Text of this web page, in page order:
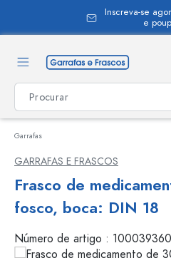
Inscreva-se
e
Garrafas
GARRAFAS E FRASCOS
Frasco de
fosco, boca: DIN 18
Número de artigo : 100039360